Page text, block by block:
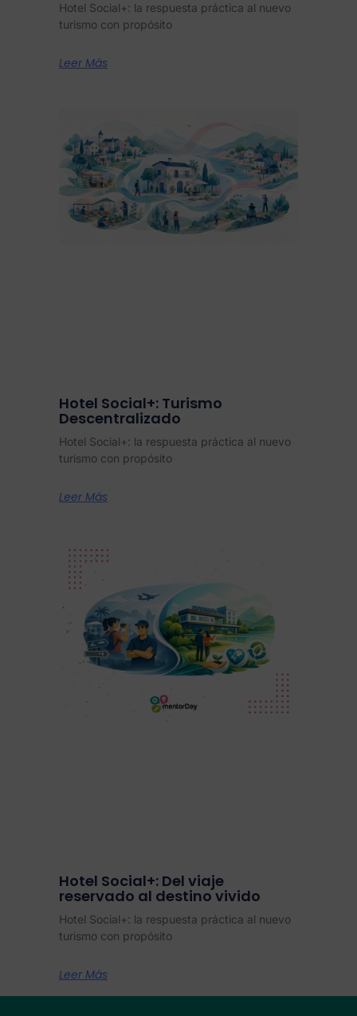
Hotel Social+: la respuesta práctica al nuevo
turismo con propósito
Leer Más
Hotel Social+: Turismo
Descentralizado
Hotel Social+: la respuesta práctica al nuevo
turismo con propósito
Leer Más
Hotel Social+: Del viaje
reservado al destino vivido
Hotel Social+: la respuesta práctica al nuevo
turismo con propósito
Leer Más